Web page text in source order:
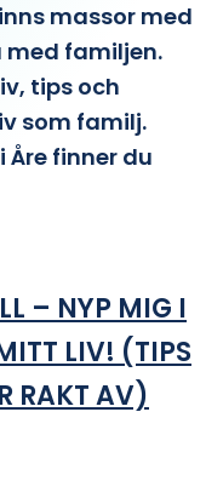
massor med
familjen.
tips och
som familj.
finner du
– NYP MIG I
LIV! (TIPS
RAKT AV)